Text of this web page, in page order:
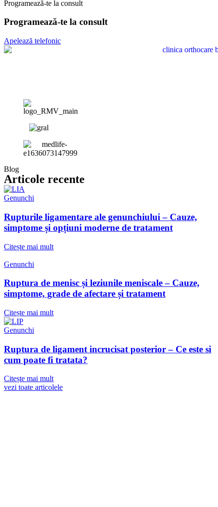
Programează-te la consult
Programează-te la consult
Apelează telefonic
Blog
Articole recente
Genunchi
Rupturile ligamentare ale genunchiului – Cauze,
simptome și opțiuni moderne de tratament
Citește mai mult
Genunchi
Ruptura de menisc și leziunile meniscale – Cauze,
simptome, grade de afectare și tratament
Citește mai mult
Genunchi
Ruptura de ligament incrucisat posterior – Ce este si
cum poate fi tratata?
Citește mai mult
vezi toate articolele